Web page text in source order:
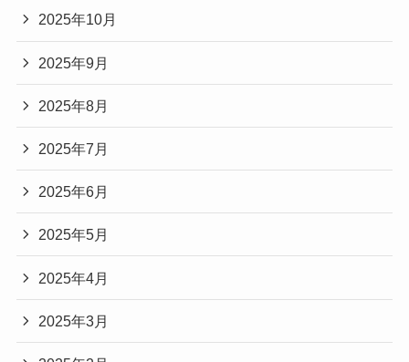
2025年10月
2025年9月
2025年8月
2025年7月
2025年6月
2025年5月
2025年4月
2025年3月